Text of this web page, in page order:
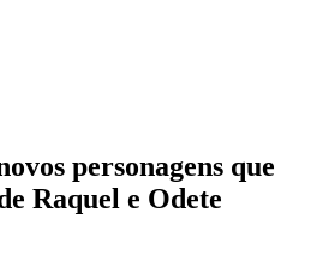
personagens que
Raquel e Odete